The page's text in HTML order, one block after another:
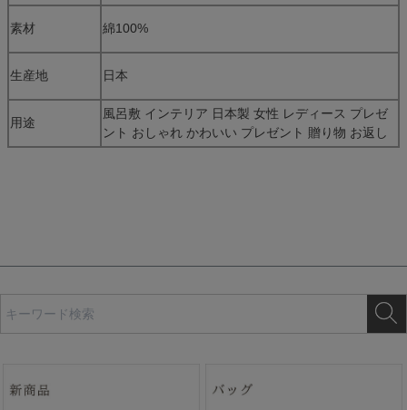
素材 綿100%
生産地 日本
用途
風呂敷 インテリア 日本製 女性 レディース プレゼ
ント おしゃれ かわいい プレゼント 贈り物 お返し